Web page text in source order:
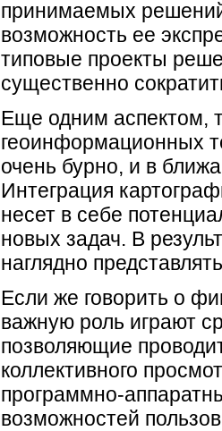
принимаемых
возможность ее
типовые проекты
существенно
Еще одним аспектом,
геоинформационных
очень бурно, и в
Интеграция
несет в себе
новых задач. В
наглядно
Если же говорить о
важную роль играют
позволяющие
коллективного
программно-
возможностей